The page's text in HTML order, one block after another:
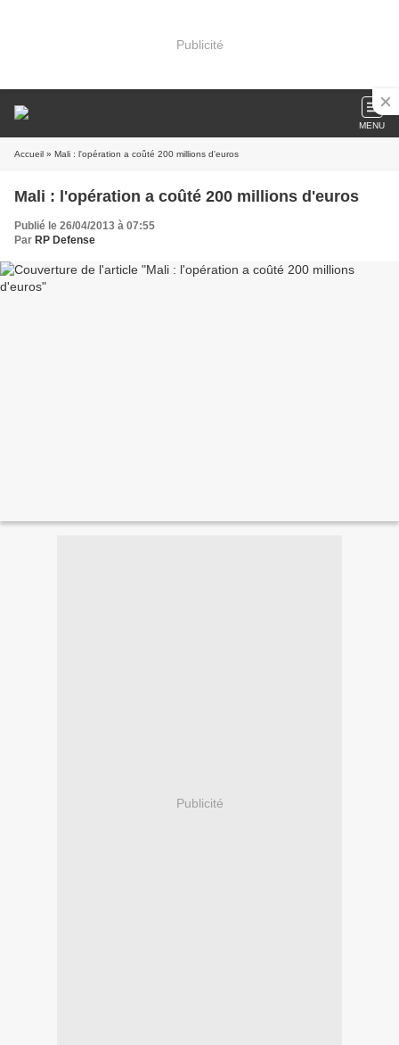
Publicité
MENU
Accueil » Mali : l'opération a coûté 200 millions d'euros
Mali : l'opération a coûté 200 millions d'euros
Publié le 26/04/2013 à 07:55
Par RP Defense
Publicité